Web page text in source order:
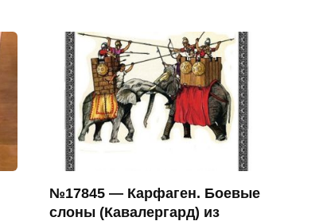
№17845 — Карфаген. Боевые
слоны (Кавалергард) из